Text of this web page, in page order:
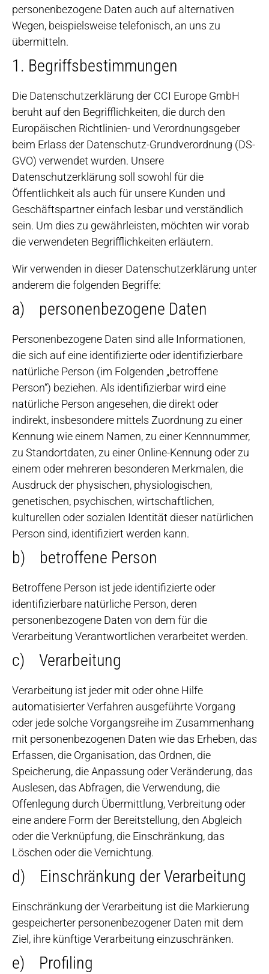
personenbezogene Daten auch auf alternativen
Wegen, beispielsweise telefonisch, an uns zu
übermitteln.
1. Begriffsbestimmungen
Die Datenschutzerklärung der CCI Europe GmbH
beruht auf den Begrifflichkeiten, die durch den
Europäischen Richtlinien- und Verordnungsgeber
beim Erlass der Datenschutz-Grundverordnung (DS-
GVO) verwendet wurden. Unsere
Datenschutzerklärung soll sowohl für die
Öffentlichkeit als auch für unsere Kunden und
Geschäftspartner einfach lesbar und verständlich
sein. Um dies zu gewährleisten, möchten wir vorab
die verwendeten Begrifflichkeiten erläutern.
Wir verwenden in dieser Datenschutzerklärung unter
anderem die folgenden Begriffe:
a) personenbezogene Daten
Personenbezogene Daten sind alle Informationen,
die sich auf eine identifizierte oder identifizierbare
natürliche Person (im Folgenden „betroffene
Person“) beziehen. Als identifizierbar wird eine
natürliche Person angesehen, die direkt oder
indirekt, insbesondere mittels Zuordnung zu einer
Kennung wie einem Namen, zu einer Kennnummer,
zu Standortdaten, zu einer Online-Kennung oder zu
einem oder mehreren besonderen Merkmalen, die
Ausdruck der physischen, physiologischen,
genetischen, psychischen, wirtschaftlichen,
kulturellen oder sozialen Identität dieser natürlichen
Person sind, identifiziert werden kann.
b) betroffene Person
Betroffene Person ist jede identifizierte oder
identifizierbare natürliche Person, deren
personenbezogene Daten von dem für die
Verarbeitung Verantwortlichen verarbeitet werden.
c) Verarbeitung
Verarbeitung ist jeder mit oder ohne Hilfe
automatisierter Verfahren ausgeführte Vorgang
oder jede solche Vorgangsreihe im Zusammenhang
mit personenbezogenen Daten wie das Erheben, das
Erfassen, die Organisation, das Ordnen, die
Speicherung, die Anpassung oder Veränderung, das
Auslesen, das Abfragen, die Verwendung, die
Offenlegung durch Übermittlung, Verbreitung oder
eine andere Form der Bereitstellung, den Abgleich
oder die Verknüpfung, die Einschränkung, das
Löschen oder die Vernichtung.
d) Einschränkung der Verarbeitung
Einschränkung der Verarbeitung ist die Markierung
gespeicherter personenbezogener Daten mit dem
Ziel, ihre künftige Verarbeitung einzuschränken.
e) Profiling